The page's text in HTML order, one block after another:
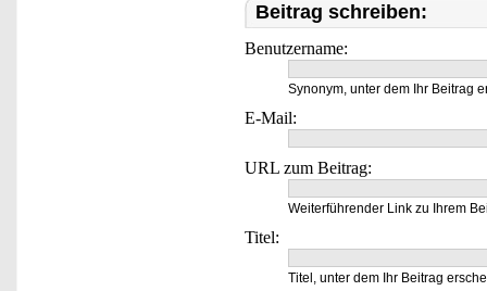
Beitrag schreiben:
Benutzername:
Synonym, unter dem Ihr Beitrag
E-Mail:
URL zum Beitrag:
Weiterführender Link zu Ihrem
Titel:
Titel, unter dem Ihr Beitrag